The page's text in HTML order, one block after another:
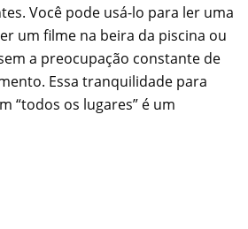
Você pode usá-lo para ler uma
um filme na beira da piscina ou
a preocupação constante de
Essa tranquilidade para
“todos os lugares” é um